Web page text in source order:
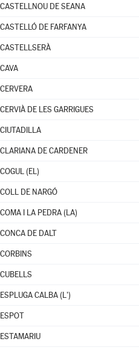
CASTELLNOU DE SEANA
CASTELLÓ DE FARFANYA
CASTELLSERÀ
CAVA
CERVERA
CERVIÀ DE LES GARRIGUES
CIUTADILLA
CLARIANA DE CARDENER
COGUL (EL)
COLL DE NARGÓ
COMA I LA PEDRA (LA)
CONCA DE DALT
CORBINS
CUBELLS
ESPLUGA CALBA (L')
ESPOT
ESTAMARIU